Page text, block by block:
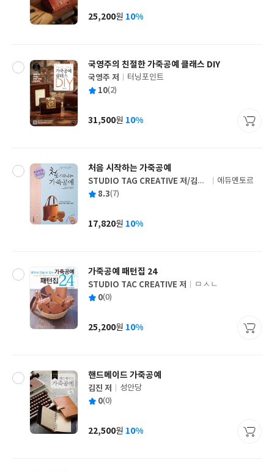
사
가
25,200원 10%
국영주의 친절한 가죽공예 클래스 DIY
글
쓴
국영주 저
출
사
터닝포인트
평 10(2)
가
31,500원 10%
처음 시작하는 가죽공예
글
쓴
STUDIO TAG CREATIVE 저/김재
혁(탄조공방) 감수
출
사
에듀멘토르
평 8.3(7)
가
17,820원 10%
가죽공예 패턴집 24
글
쓴
STUDIO TAC CREATIVE 저
출
사
ㅁㅅㄴ
평 0(0)
가
25,200원 10%
핸드메이드 가죽공예
글
쓴
김진 저
출
사
성안당
평 0(0)
가
22,500원 10%